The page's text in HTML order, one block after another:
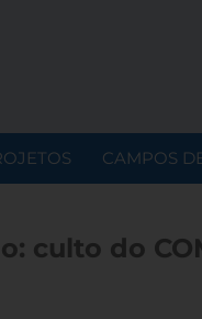
CAMPOS
culto do